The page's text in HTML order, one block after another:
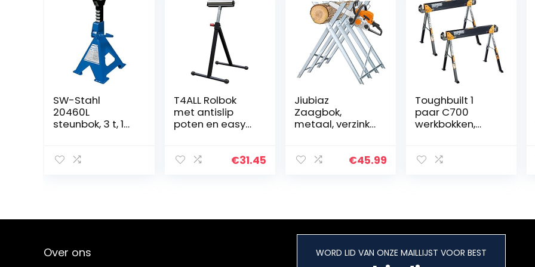
SW-Stahl
20460L
steunbok, 3 t, 1
hoogte
werkbok metaal
T4ALL Rolbok
met antislip
poten en easy
€31.45
Jiubiaz
Zaagbok,
metaal, verzinkt,
zaagframe, 81 x
houtbok
€45.99
Toughbuilt 1
paar C700
werkbokken,
verstelbaar tot
Over ons WORD LID VAN ONZE MAILLIJST VOOR BEST